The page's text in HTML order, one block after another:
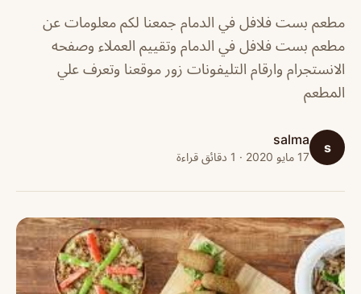
مطعم بست فلافل في الدمام جمعنا لكم معلومات عن
مطعم بست فلافل في الدمام وتقييم العملاء وصفحه
الانستجرام وارقام التليفونات زور موقعنا وتعرف علي
المطعم
s
salma
17 مايو 2020 · 1 دقائق قراءة